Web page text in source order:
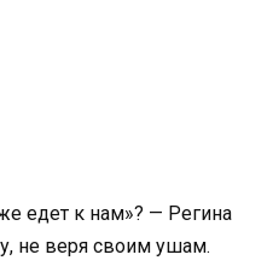
едет к нам»? — Регина
не веря своим ушам.